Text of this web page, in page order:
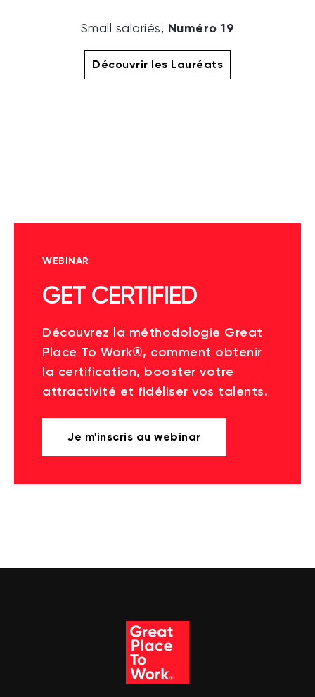
Small salariés, Numéro 19
Découvrir les Lauréats
WEBINAR
GET CERTIFIED
Découvrez la méthodologie Great
Place To Work®, comment obtenir
la certification, booster votre
attractivité et fidéliser vos talents.
Je m'inscris au webinar